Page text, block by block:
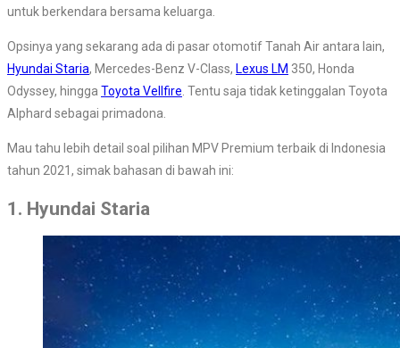
untuk berkendara bersama keluarga.
Opsinya yang sekarang ada di pasar otomotif Tanah Air antara lain,
Hyundai Staria, Mercedes-Benz V-Class, Lexus LM 350, Honda
Odyssey, hingga Toyota Vellfire. Tentu saja tidak ketinggalan Toyota
Alphard sebagai primadona.
Mau tahu lebih detail soal pilihan MPV Premium terbaik di Indonesia
tahun 2021, simak bahasan di bawah ini:
1. Hyundai Staria